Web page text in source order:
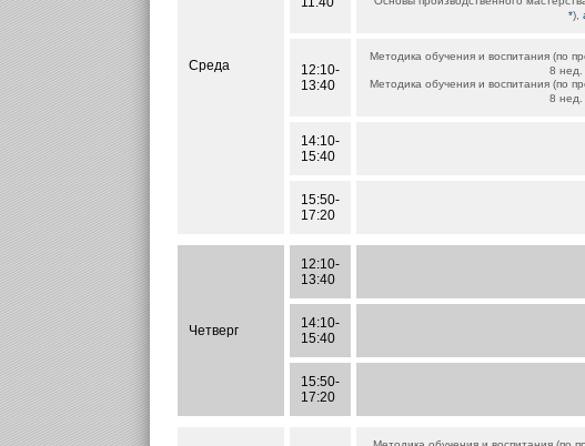
Среда
*),
12:10-
13:40
Методика обучения и воспитания (по
8 нед.
Методика обучения и воспитания (по
8 нед.
14:10-
15:40
15:50-
17:20
Четверг
12:10-
13:40
14:10-
15:40
15:50-
17:20